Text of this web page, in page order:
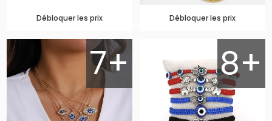
Débloquer les prix Débloquer les prix
7+ 8+